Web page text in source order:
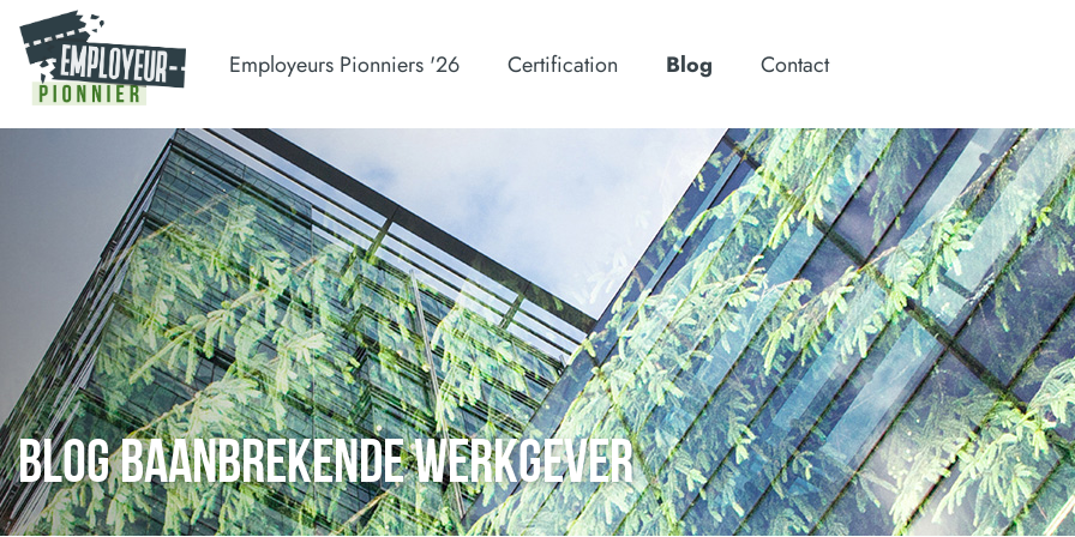
Employeurs Pionniers '26 Certification Blog Contact
BLOG BAANBREKENDE WERKGEVER